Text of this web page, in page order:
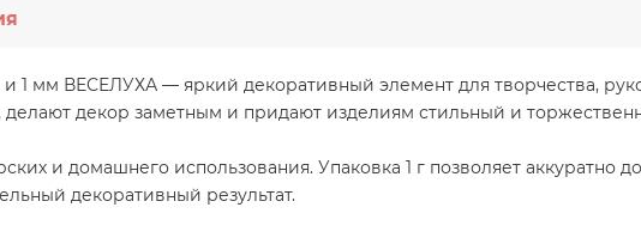
и 1 мм ВЕСЕЛУХА — яркий декоративный элемент для творчества,
делают декор заметным и придают изделиям стильный и
и домашнего использования. Упаковка 1 г позволяет аккуратно
декоративный результат.